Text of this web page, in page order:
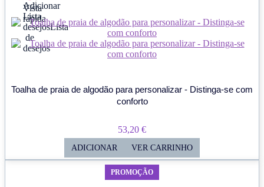
Adicionar
Lista
desejosLista
de
desejos
Vista
rápida
Toalha de praia de algodão para personalizar - Distinga-se com
conforto
53,20 €
ADICIONAR VER CARRINHO
PROMOÇÃO